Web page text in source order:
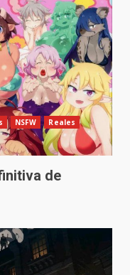
NSFW
Reales
de